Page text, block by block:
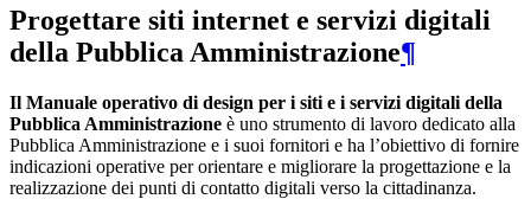
Progettare siti internet e servizi digitali
della Pubblica Amministrazione¶
Il Manuale operativo di design per i siti e i servizi digitali della
Pubblica Amministrazione è uno strumento di lavoro dedicato alla
Pubblica Amministrazione e i suoi fornitori e ha l’obiettivo di fornire
indicazioni operative per orientare e migliorare la progettazione e la
realizzazione dei punti di contatto digitali verso la cittadinanza.